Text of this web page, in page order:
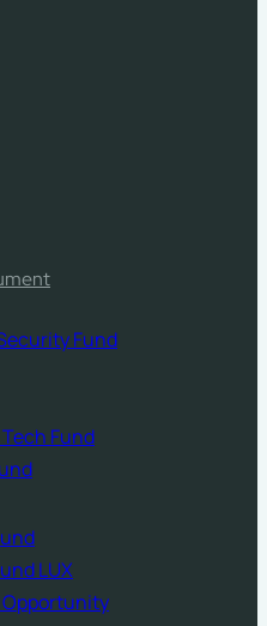
Fund
Fund
LUX
Opportunity